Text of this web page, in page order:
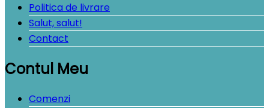
Politica de livrare
Salut, salut!
Contact
Contul Meu
Comenzi